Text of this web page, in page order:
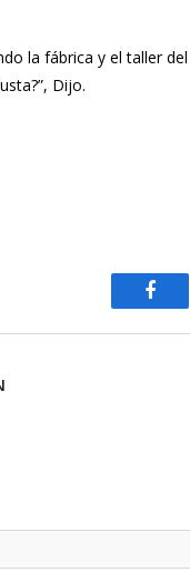
la fábrica y el taller
Dijo.